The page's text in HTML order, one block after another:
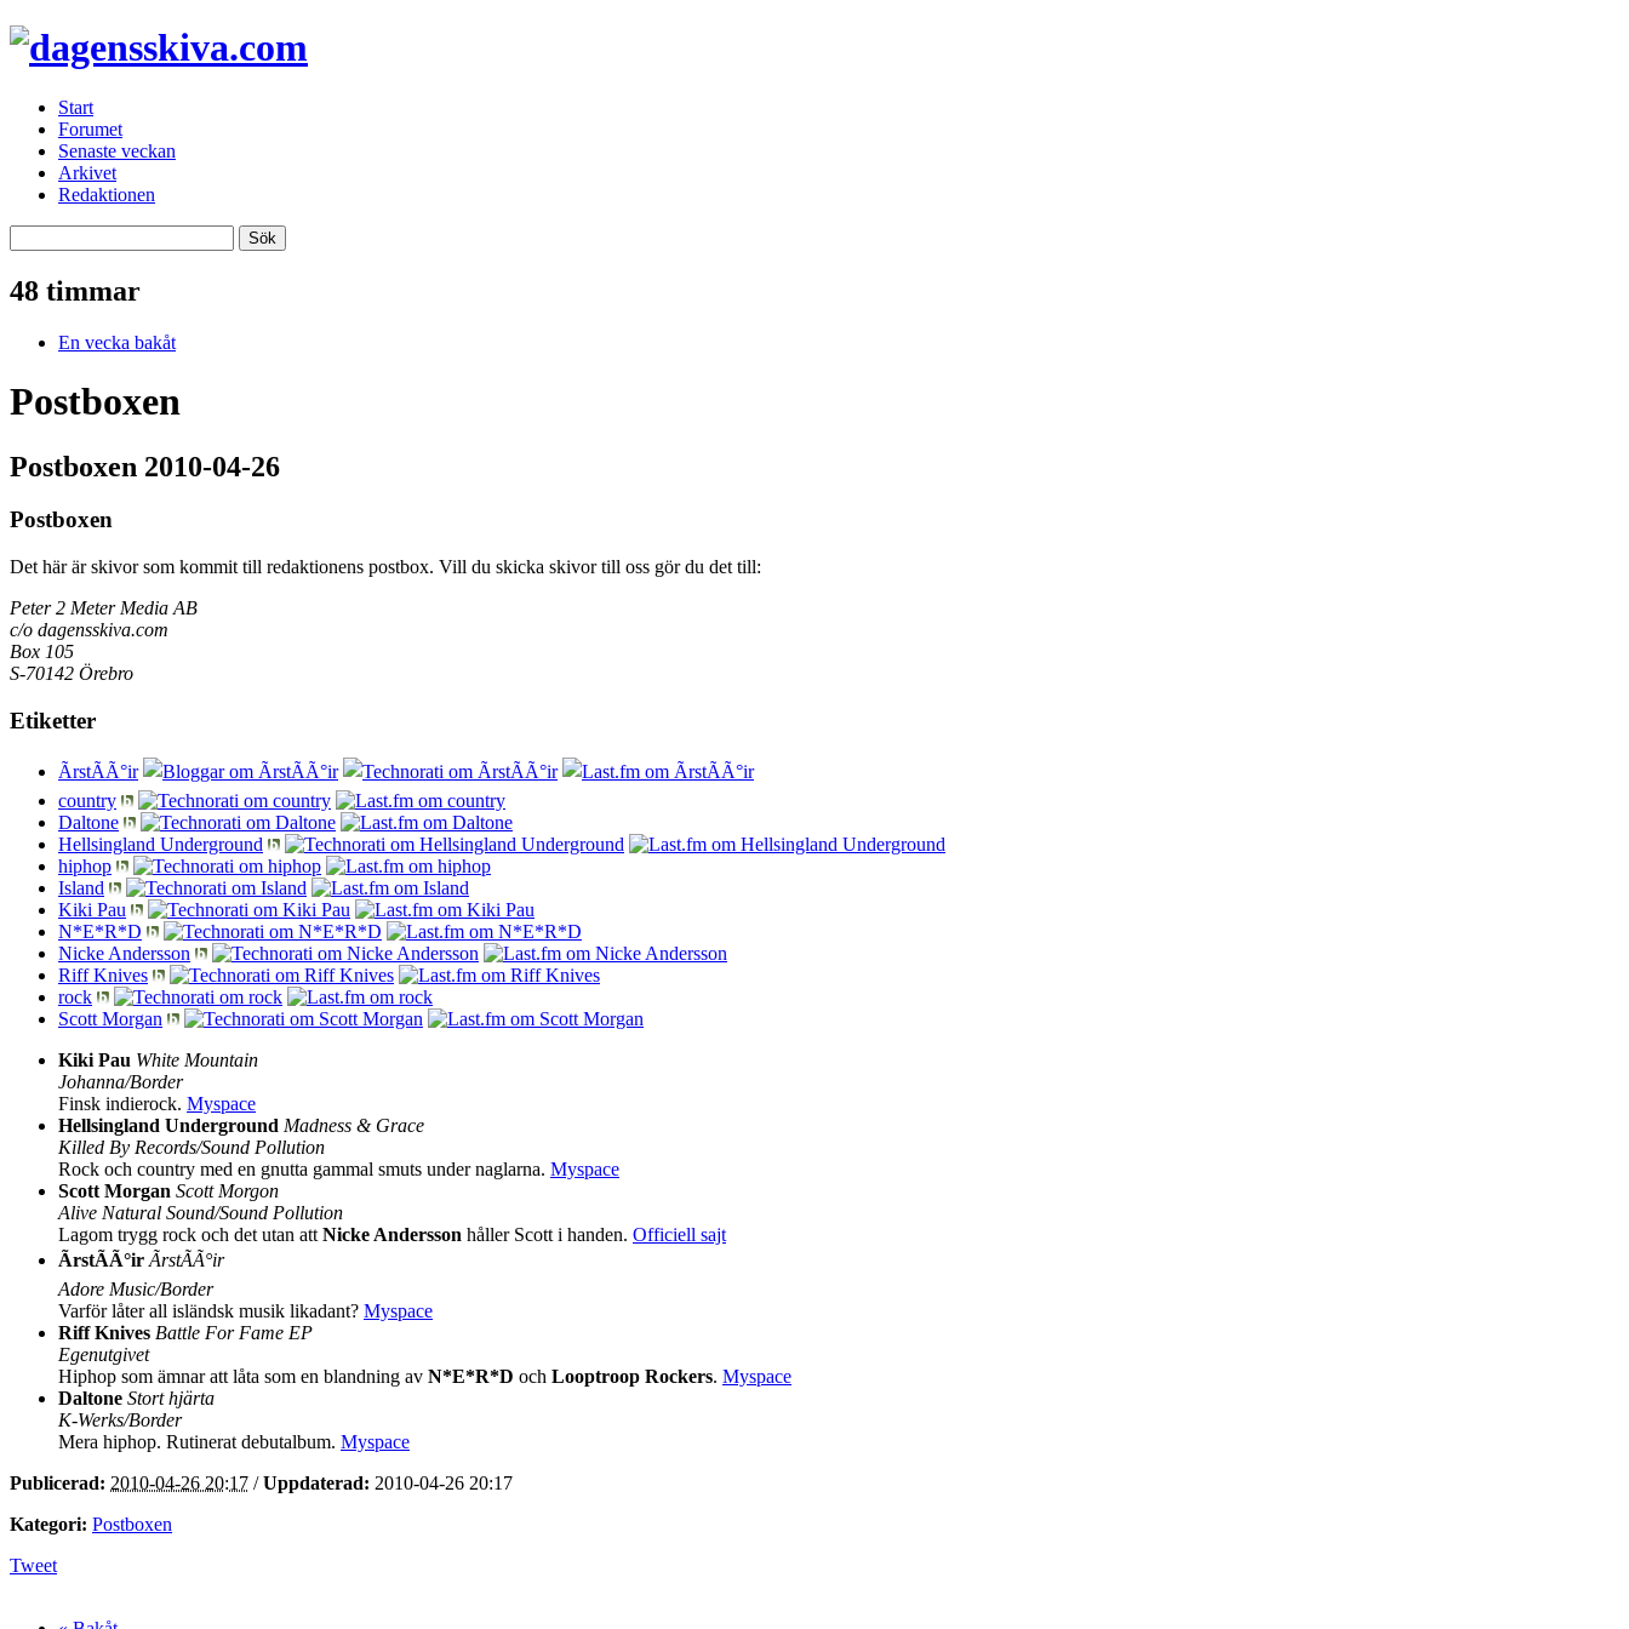
Start
Forumet
Senaste veckan
Arkivet
Redaktionen
48 timmar
En vecka bakåt
Postboxen
Postboxen 2010-04-26
Postboxen
Det här är skivor som kommit till redaktionens postbox. Vill du skicka skivor till oss gör du det till:
Peter 2 Meter Media AB
c/o dagensskiva.com
Box 105
S-70142 Örebro
Etiketter
ÃrstÃ­Ã°ir
country
Daltone
Hellsingland Underground
hiphop
Island
Kiki Pau
N*E*R*D
Nicke Andersson
Riff Knives
rock
Scott Morgan
Kiki Pau White Mountain
Johanna/Border
Finsk indierock. Myspace
Hellsingland Underground Madness & Grace
Killed By Records/Sound Pollution
Rock och country med en gnutta gammal smuts under naglarna. Myspace
Scott Morgan Scott Morgon
Alive Natural Sound/Sound Pollution
Lagom trygg rock och det utan att Nicke Andersson håller Scott i handen. Officiell sajt
ÃrstÃ­Ã°ir ÃrstÃ­Ã°ir
Adore Music/Border
Varför låter all isländsk musik likadant? Myspace
Riff Knives Battle For Fame EP
Egenutgivet
Hiphop som ämnar att låta som en blandning av N*E*R*D och Looptroop Rockers. Myspace
Daltone Stort hjärta
K-Werks/Border
Mera hiphop. Rutinerat debutalbum. Myspace
Publicerad: 2010-04-26 20:17 /Uppdaterad: 2010-04-26 20:17
Kategori: Postboxen
Tweet